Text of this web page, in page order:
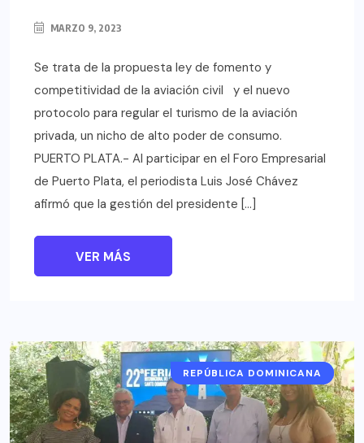
MARZO 9, 2023
Se trata de la propuesta ley de fomento y
competitividad de la aviación civil y el nuevo
protocolo para regular el turismo de la aviación
privada, un nicho de alto poder de consumo.
PUERTO PLATA.- Al participar en el Foro Empresarial
de Puerto Plata, el periodista Luis José Chávez
afirmó que la gestión del presidente […]
VER MÁS
NOTICIAS
REPÚBLICA DOMINICANA